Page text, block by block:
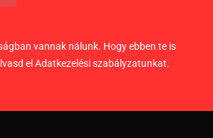
vannak nálunk. Hogy ebben te is
el Adatkezelési szabályzatunkat.